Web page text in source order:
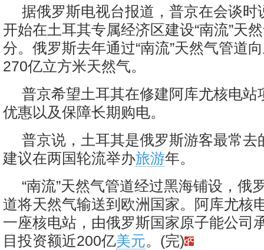
据俄罗斯电视台报道，普京在会谈时
开始在土耳其专属经济区建设“南流”天
分。俄罗斯去年通过“南流”天然气管道
270亿立方米天然气。
普京希望土耳其在修建阿库尤核电站
优惠以及保障长期购电。
普京说，土耳其是俄罗斯游客最常去
建议在两国轮流举办旅游年。
“南流”天然气管道经过黑海铺设，俄
道将天然气输送到欧洲国家。阿库尤核
一座核电站，由俄罗斯国家原子能公司
目投资额近200亿美元。(完)